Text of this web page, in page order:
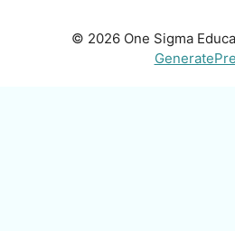
© 2026 One Sigma